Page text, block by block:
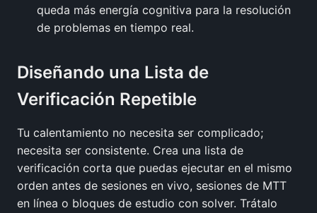
queda más energía cognitiva para la resolución
de problemas en tiempo real.
Diseñando una Lista de
Verificación Repetible
Tu calentamiento no necesita ser complicado;
necesita ser consistente. Crea una lista de
verificación corta que puedas ejecutar en el mismo
orden antes de sesiones en vivo, sesiones de MTT
en línea o bloques de estudio con solver. Trátalo